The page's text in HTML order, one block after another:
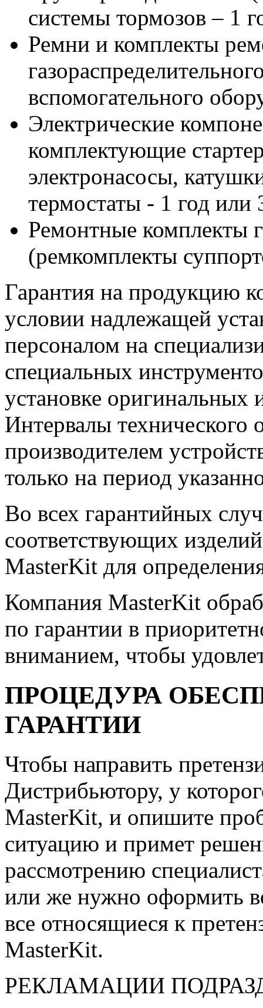
системы тормозов – 1
Ремни и комплекты
вспомогательного
Электрические
комплектующие
электронасосы,
термостаты - 1 год
Ремонтные комплекты
(ремкомплекты
Гарантия на продукцию
условии надлежащей
персоналом на
специальных
установке
Интервалы технического
производителем
только на период
Во всех гарантийных
соответствующих
MasterKit для
Компания MasterKit
по гарантии в
вниманием, чтобы
ПРОЦЕДУРА
ГАРАНТИИ
Чтобы направить
Дистрибьютору, у
MasterKit, и опишите
ситуацию и примет
рассмотрению
или же нужно оформить
все относящиеся к
MasterKit.
РЕКЛАМАЦИИ